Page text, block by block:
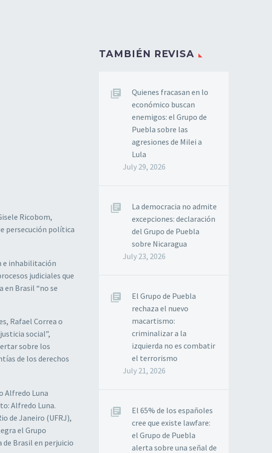
Ricobom,
persecución política
e inhabilitación
judiciales que
en Brasil “no se
Rafael Correa o
social”,
sobre los
de los derechos
Alfredo Luna.
de Janeiro (UFRJ),
el Grupo
Brasil en perjuicio
TAMBIÉN REVISA
Quienes fracasan en lo
económico buscan
enemigos: el Grupo de
Puebla sobre las
agresiones de Milei a
Lula
July 29, 2026
La democracia no admite
excepciones: declaración
del Grupo de Puebla
sobre Nicaragua
July 23, 2026
El Grupo de Puebla
rechaza el nuevo
macartismo:
criminalizar a la
izquierda no es combatir
el terrorismo
July 21, 2026
El 65% de los españoles
cree que existe lawfare:
el Grupo de Puebla
alerta sobre una señal de